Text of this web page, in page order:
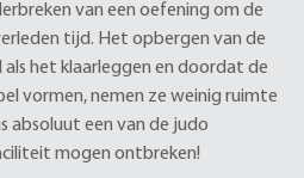
van een oefening om de
tijd. Het opbergen van de
het klaarleggen en doordat de
vormen, nemen ze weinig ruimte
absoluut een van de judo
mogen ontbreken!